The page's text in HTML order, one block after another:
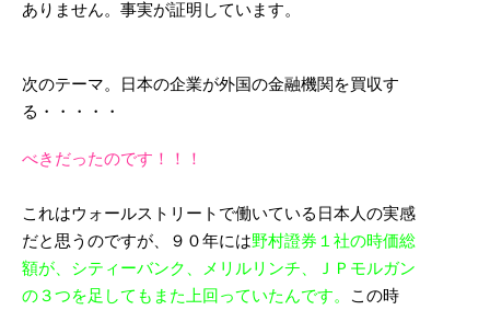
ありません。事実が証明しています。
次のテーマ。日本の企業が外国の金融機関を買収す
る・・・・・
べきだったのです！！！
これはウォールストリートで働いている日本人の実感
だと思うのですが、９０年には野村證券１社の時価総
額が、シティーバンク、メリルリンチ、ＪＰモルガン
の３つを足してもまた上回っていたんです。
この時